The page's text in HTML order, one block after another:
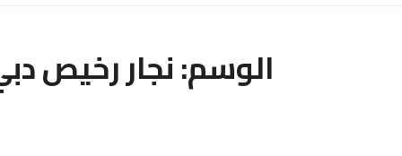
الوسم:نجار رخيص